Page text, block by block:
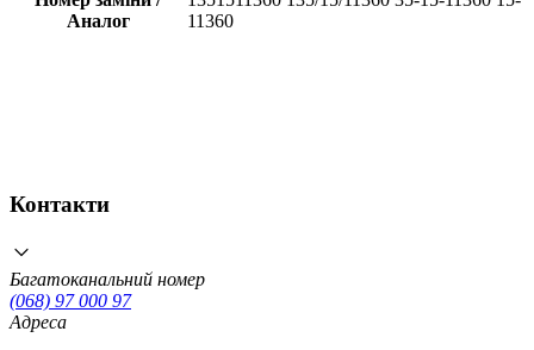
Аналог
11360
Контакти
Багатоканальний номер
(068) 97 000 97
Адреса